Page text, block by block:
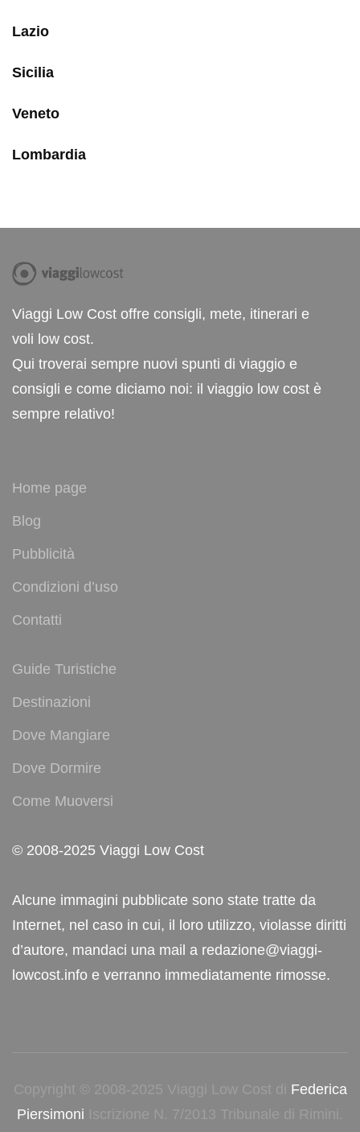
Lazio
Sicilia
Veneto
Lombardia
Viaggi Low Cost offre consigli, mete, itinerari e
voli low cost.
Qui troverai sempre nuovi spunti di viaggio e
consigli e come diciamo noi: il viaggio low cost è
sempre relativo!
Home page
Blog
Pubblicità
Condizioni d’uso
Contatti
Guide Turistiche
Destinazioni
Dove Mangiare
Dove Dormire
Come Muoversi
© 2008-2025 Viaggi Low Cost
Alcune immagini pubblicate sono state tratte da
Internet, nel caso in cui, il loro utilizzo, violasse diritti
d’autore, mandaci una mail a redazione@viaggi-
lowcost.info e verranno immediatamente rimosse.
Copyright © 2008-2025 Viaggi Low Cost di Federica
Piersimoni Iscrizione N. 7/2013 Tribunale di Rimini.